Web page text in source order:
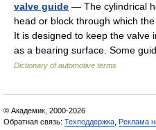
valve guide — The cylindrical
head or block through which
It is designed to keep the valve
as a bearing surface. Some
Dictionary of automotive terms
© Академик, 2000-2026
Обратная связь: Техподдержка Реклама